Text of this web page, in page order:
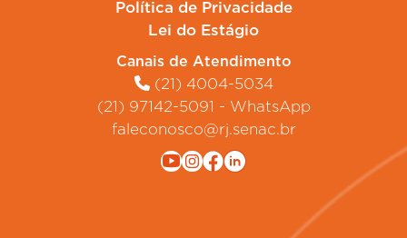
Política de Privacidade
Lei do Estágio
Canais de Atendimento
(21) 4004-5034
(21) 97142-5091 - WhatsApp
faleconosco@rj.senac.br